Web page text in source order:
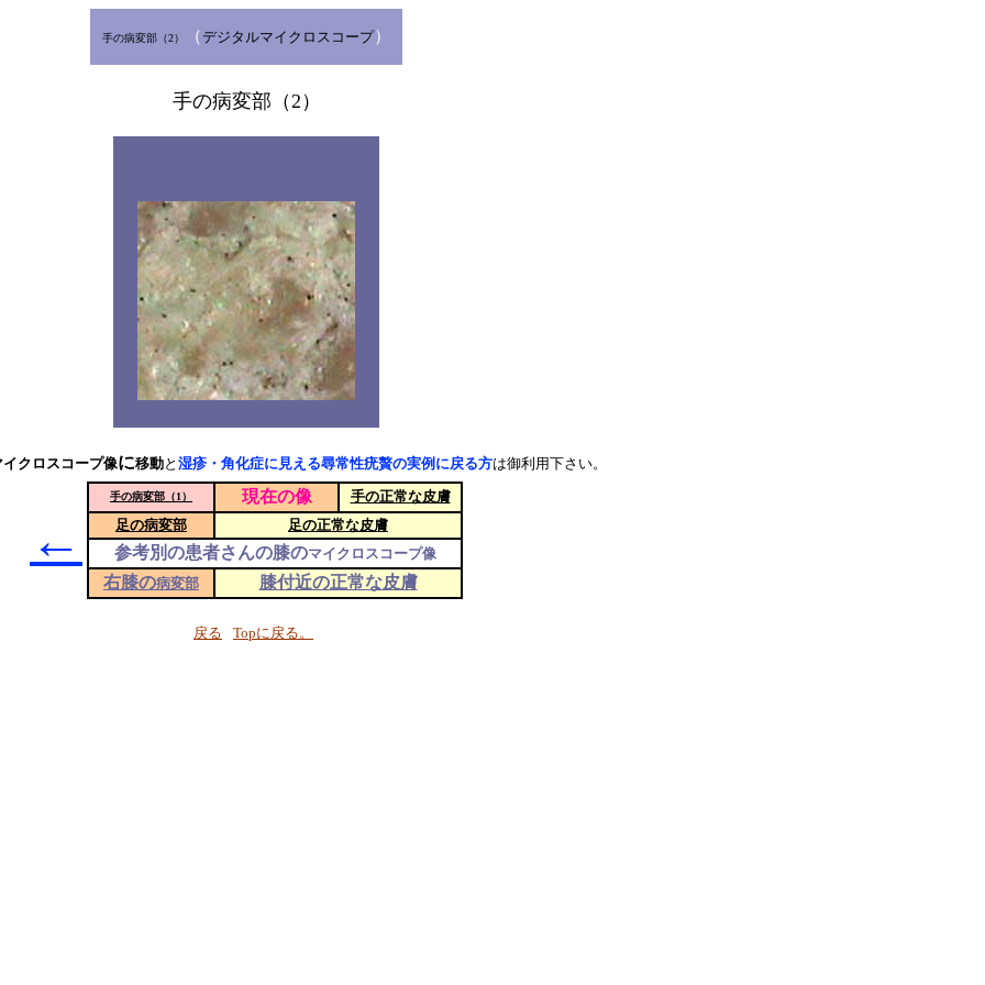
手の病変部（2） （デジタルマイクロスコープ）
手の病変部（2）
クロスコープ像に移動と 湿疹・角化症に見える尋常性疣贅の実例に戻る方は御利用下さい。
←
手の病変部（1） 現在の像
手の正常な皮膚
足の病変部
足の正常な皮膚
参考別の患者さんの膝のマイクロスコープ像
右膝の病変部 膝付近の正常な皮膚
戻る Topに戻る。